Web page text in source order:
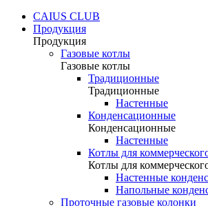
CAIUS CLUB
Продукция
Продукция
Газовые котлы
Газовые котлы
Традиционные
Традиционные
Настенные
Конденсационные
Конденсационные
Настенные
Котлы для
Котлы для
Настенные
Напольные
Проточные газовые колонки